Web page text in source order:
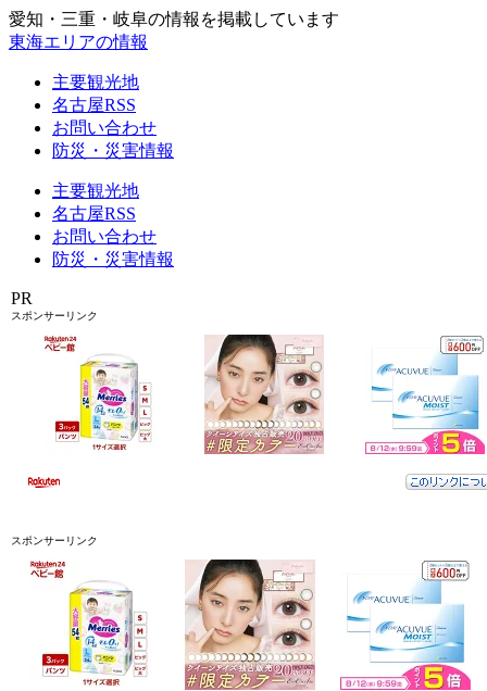
愛知・三重・岐阜の情報を掲載しています
東海エリアの情報
主要観光地
名古屋RSS
お問い合わせ
防災・災害情報
主要観光地
名古屋RSS
お問い合わせ
防災・災害情報
PR
スポンサーリンク
スポンサーリンク